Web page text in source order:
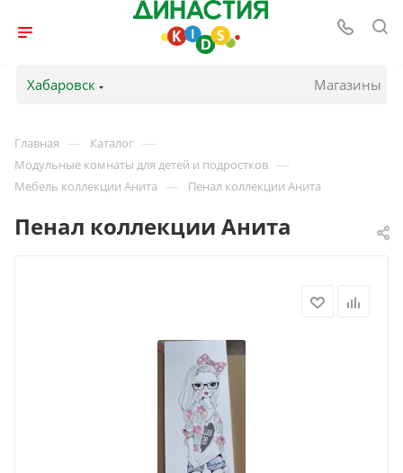
Хабаровск Магазины
Главная — Каталог —
Модульные комнаты для детей и подростков —
Мебель коллекции Анита — Пенал коллекции Анита
Пенал коллекции Анита